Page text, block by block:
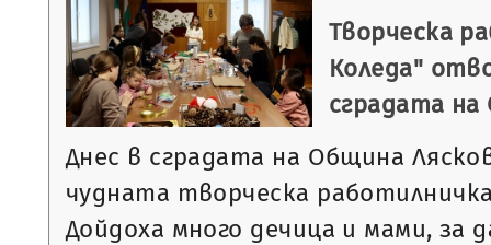
Творческа
Коледа"
сградата
Днес в сградата на Община
чудната творческа
Дойдоха много дечица и мами, за